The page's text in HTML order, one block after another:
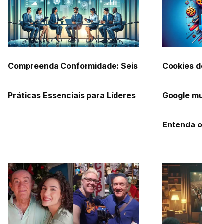
Compreenda Conformidade: Seis
Práticas Essenciais para Líderes
Cookies
Google
Entenda